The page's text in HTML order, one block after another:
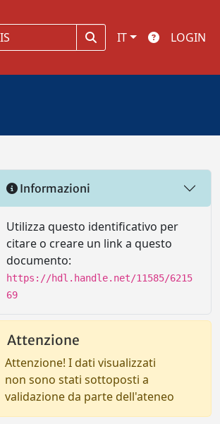
IT LOGIN
Informazioni
Utilizza questo identificativo per
citare o creare un link a questo
documento:
https://hdl.handle.net/11585/6215
69
Attenzione
Attenzione! I dati visualizzati
non sono stati sottoposti a
validazione da parte dell'ateneo